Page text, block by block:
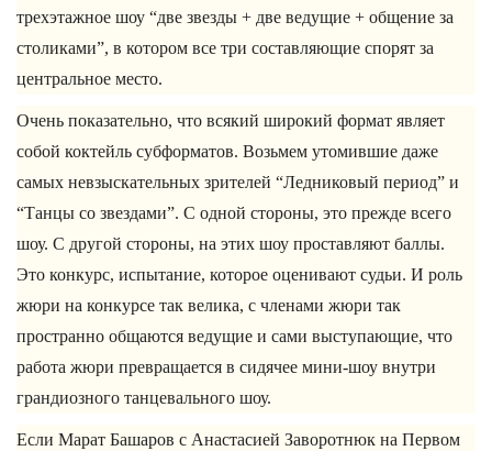
трехэтажное шоу “две звезды + две ведущие + общение за
столиками”, в котором все три составляющие спорят за
центральное место.
Очень показательно, что всякий широкий формат являет
собой коктейль субформатов. Возьмем утомившие даже
самых невзыскательных зрителей “Ледниковый период” и
“Танцы со звездами”. С одной стороны, это прежде всего
шоу. С другой стороны, на этих шоу проставляют баллы.
Это конкурс, испытание, которое оценивают судьи. И роль
жюри на конкурсе так велика, с членами жюри так
пространно общаются ведущие и сами выступающие, что
работа жюри превращается в сидячее мини-шоу внутри
грандиозного танцевального шоу.
Если Марат Башаров с Анастасией Заворотнюк на Первом